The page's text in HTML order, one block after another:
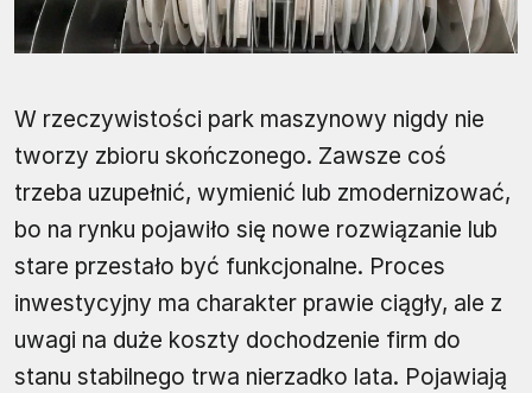
W rzeczywistości park maszynowy nigdy nie
tworzy zbioru skończonego. Zawsze coś
trzeba uzupełnić, wymienić lub zmodernizować,
bo na rynku pojawiło się nowe rozwiązanie lub
stare przestało być funkcjonalne. Proces
inwestycyjny ma charakter prawie ciągły, ale z
uwagi na duże koszty dochodzenie firm do
stanu stabilnego trwa nierzadko lata. Pojawiają